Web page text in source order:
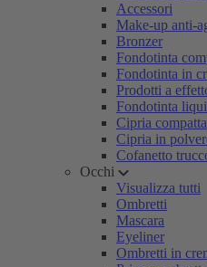
Accessori
Make-up anti-
Bronzer
Fondotinta
Fondotinta in
Prodotti a
Fondotinta
Cipria compatta
Cipria in
Cofanetto
Occhi
Visualizza tutti
Ombretti
Mascara
Eyeliner
Ombretti in